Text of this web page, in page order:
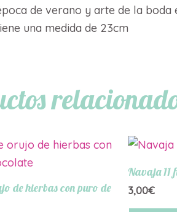
de verano y arte de la boda
una medida de 23cm
de hierbas con puro de
Navaja 11
3,00€